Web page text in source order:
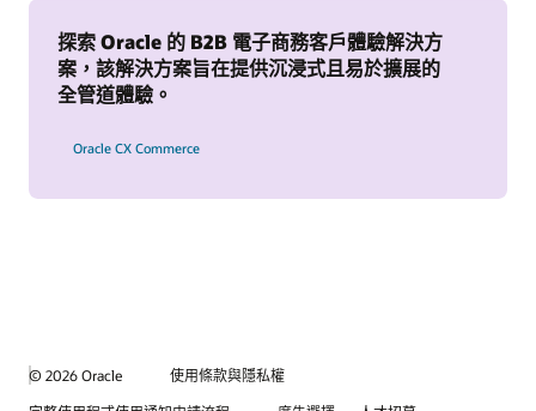
探索 Oracle 的 B2B 電子商務客戶體驗解決方
案，該解決方案旨在提供沉浸式且易於擴展的
全管道體驗。
Oracle CX Commerce
© 2026 Oracle
使用條款與隱私權